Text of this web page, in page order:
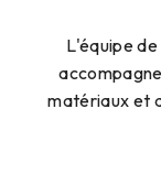
L'équipe
matériaux et